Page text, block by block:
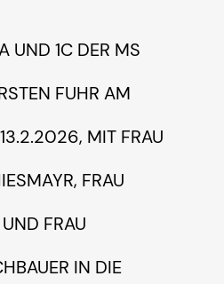
UND 1C DER MS
FUHR AM
MIT FRAU
FRAU
FRAU I
IN DIE W